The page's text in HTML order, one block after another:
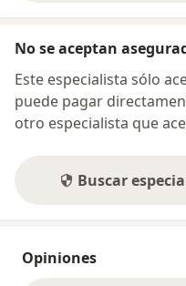
No se aceptan
Este especialista sólo
puede pagar
otro especialista que
Buscar
Opiniones